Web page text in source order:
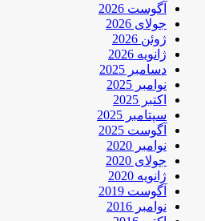
آگوست 2026
جولای 2026
ژوئن 2026
ژانویه 2026
دسامبر 2025
نوامبر 2025
اکتبر 2025
سپتامبر 2025
آگوست 2025
نوامبر 2020
جولای 2020
ژانویه 2020
آگوست 2019
نوامبر 2016